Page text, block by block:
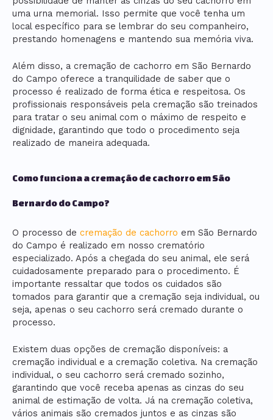
uma urna memorial. Isso permite que você tenha um
local específico para se lembrar do seu companheiro,
prestando homenagens e mantendo sua memória viva.
Além disso, a cremação de cachorro em São Bernardo
do Campo oferece a tranquilidade de saber que o
processo é realizado de forma ética e respeitosa. Os
profissionais responsáveis pela cremação são treinados
para tratar o seu animal com o máximo de respeito e
dignidade, garantindo que todo o procedimento seja
realizado de maneira adequada.
Como funciona a cremação de cachorro em São
Bernardo do Campo?
O processo de cremação de cachorro em São Bernardo
do Campo é realizado em nosso crematório
especializado. Após a chegada do seu animal, ele será
cuidadosamente preparado para o procedimento. É
importante ressaltar que todos os cuidados são
tomados para garantir que a cremação seja individual, ou
seja, apenas o seu cachorro será cremado durante o
processo.
Existem duas opções de cremação disponíveis: a
cremação individual e a cremação coletiva. Na cremação
individual, o seu cachorro será cremado sozinho,
garantindo que você receba apenas as cinzas do seu
animal de estimação de volta. Já na cremação coletiva,
vários animais são cremados juntos e as cinzas são